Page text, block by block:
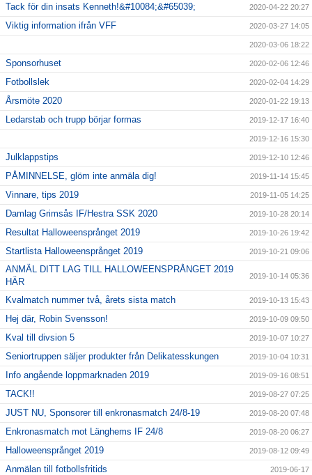
Tack för din insats Kenneth!&#10084;&#65039; 2020-04-22 20:27
Viktig information ifrån VFF 2020-03-27 14:05
2020-03-06 18:22
Sponsorhuset 2020-02-06 12:46
Fotbollslek 2020-02-04 14:29
Årsmöte 2020 2020-01-22 19:13
Ledarstab och trupp börjar formas 2019-12-17 16:40
2019-12-16 15:30
Julklappstips 2019-12-10 12:46
PÅMINNELSE, glöm inte anmäla dig! 2019-11-14 15:45
Vinnare, tips 2019 2019-11-05 14:25
Damlag Grimsås IF/Hestra SSK 2020 2019-10-28 20:14
Resultat Halloweensprånget 2019 2019-10-26 19:42
Startlista Halloweensprånget 2019 2019-10-21 09:06
ANMÄL DITT LAG TILL HALLOWEENSPRÅNGET 2019
HÄR
2019-10-14 05:36
Kvalmatch nummer två, årets sista match 2019-10-13 15:43
Hej där, Robin Svensson! 2019-10-09 09:50
Kval till divsion 5 2019-10-07 10:27
Seniortruppen säljer produkter från Delikatesskungen 2019-10-04 10:31
Info angående loppmarknaden 2019 2019-09-16 08:51
TACK!! 2019-08-27 07:25
JUST NU, Sponsorer till enkronasmatch 24/8-19 2019-08-20 07:48
Enkronasmatch mot Länghems IF 24/8 2019-08-20 06:27
Halloweensprånget 2019 2019-08-12 09:49
Anmälan till fotbollsfritids 2019-06-17